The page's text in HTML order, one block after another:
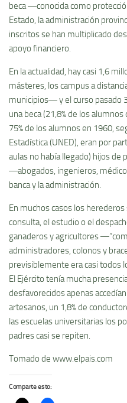
beca ―conocida como
Estado, la administración
inscritos se han multiplicado
apoyo financiero.
En la actualidad, hay casi 1,6
másteres, los campus a
municipios― y el curso pasado
una beca (21,8% de los
75% de los alumnos en 1960,
Estadística (UNED), eran por
aulas no había llegado) hijos
―abogados, ingenieros,
banca y la administración.
En muchos casos los
consulta, el estudio o el
ganaderos y agricultores
administradores, colonos y
previsiblemente era casi todos
El Ejército tenía mucha
desfavorecidos apenas
artesanos, un 1,8% de
las escuelas universitarias los
padres casi se repiten.
Tomado de www.elpais.com
Comparte esto: